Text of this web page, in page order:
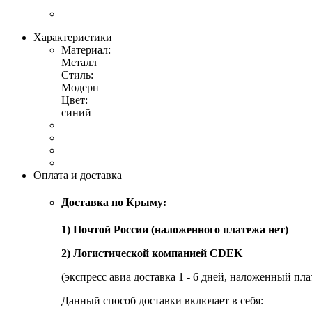
Характеристики
Материал:
Металл
Стиль:
Модерн
Цвет:
синий
Оплата и доставка
Доставка по Крыму:
1) Почтой России (наложенного платежа нет)
2) Логистической компанией CDEK
(экспресс авиа доставка 1 - 6 дней, наложенный
Данный способ доставки включает в себя: